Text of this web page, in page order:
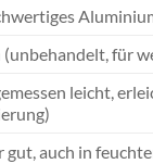
(unbehandelt, für
leicht,
gut, auch in